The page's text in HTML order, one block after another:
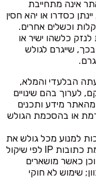
אינה מתחייבת
כסדרו או יהא חסין
וכשלים אחרים.
כלשהו ישיר או
שייגרם לגולש
הבלעדי והמלא,
לערוך בהם שינויים
מידע ותכנים
או בהסכמת הגולש
למנוע מכל גולש את
השימוש באתר ו/או בחלקו לרבות חסימת כתובות IP לפי שיקול
כאשר מושארים
שימוש לא חוקי